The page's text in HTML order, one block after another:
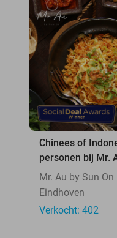
Chinees of
personen bij Mr.
Mr. Au by Sun On
Eindhoven
Verkocht: 402